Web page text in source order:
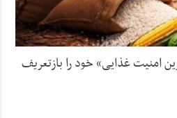
امنیت غذایی» خود را بازتعریف